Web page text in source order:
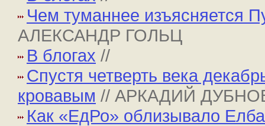
Чем туманнее изъясняется
АЛЕКСАНДР ГОЛЬЦ
В блогах //
Спустя четверть века
кровавым // АРКАДИЙ
Как «ЕдРо» облизывало